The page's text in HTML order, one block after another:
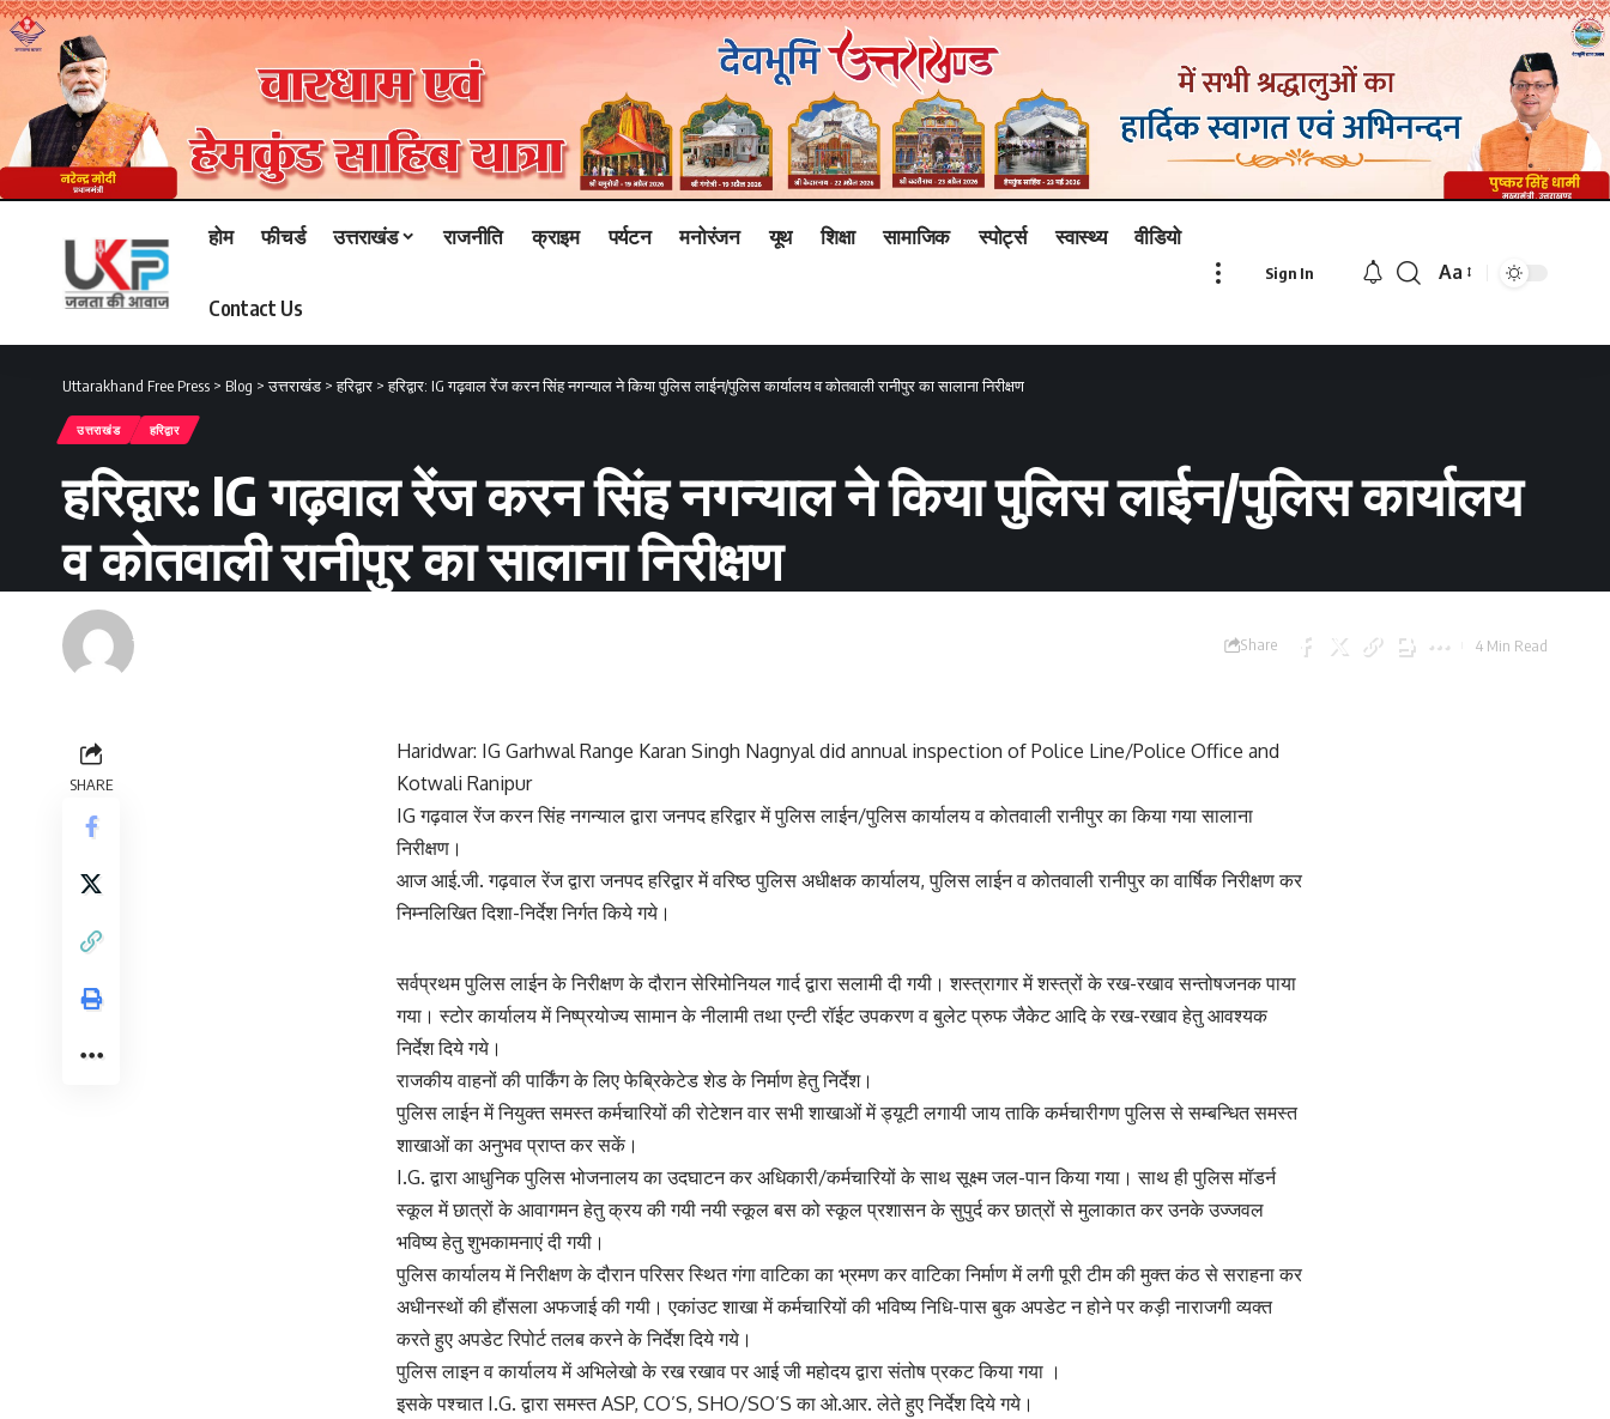
होम फीचर्ड उत्तराखंड राजनीति क्राइम पर्यटन मनोरंजन यूथ शिक्षा सामाजिक स्पोर्ट्स स्वास्थ्य वीडियो
Contact Us
Sign In
Font
Aa
Uttarakhand Free Press > Blog >उत्तराखंड >हरिद्वार >हरिद्वार: IG गढ़वाल रेंज करन सिंह नगन्याल ने किया पुलिस लाईन/पुलिस कार्यालय व कोतवाली रानीपुर का सालाना निरीक्षण
उत्तराखंड हरिद्वार
हरिद्वार: IG गढ़वाल रेंज करन सिंह नगन्याल ने किया पुलिस लाईन/पुलिस कार्यालय
व कोतवाली रानीपुर का सालाना निरीक्षण
Last updated: September 24, 2023 8:55 am
Renu Negi
Share 4 Min Read
SHARE
Haridwar: IG Garhwal Range Karan Singh Nagnyal did annual inspection of Police Line/Police Office and
Kotwali Ranipur
IG गढ़वाल रेंज करन सिंह नगन्याल द्वारा जनपद हरिद्वार में पुलिस लाईन/पुलिस कार्यालय व कोतवाली रानीपुर का किया गया सालाना
निरीक्षण।
आज आई.जी. गढ़वाल रेंज द्वारा जनपद हरिद्वार में वरिष्ठ पुलिस अधीक्षक कार्यालय, पुलिस लाईन व कोतवाली रानीपुर का वार्षिक निरीक्षण कर
निम्नलिखित दिशा-निर्देश निर्गत किये गये।
सर्वप्रथम पुलिस लाईन के निरीक्षण के दौरान सेरिमोनियल गार्द द्वारा सलामी दी गयी। शस्त्रागार में शस्त्रों के रख-रखाव सन्तोषजनक पाया
गया। स्टोर कार्यालय में निष्प्रयोज्य सामान के नीलामी तथा एन्टी रॉईट उपकरण व बुलेट प्रुफ जैकेट आदि के रख-रखाव हेतु आवश्यक
निर्देश दिये गये।
राजकीय वाहनों की पार्किंग के लिए फेब्रिकेटेड शेड के निर्माण हेतु निर्देश।
पुलिस लाईन में नियुक्त समस्त कर्मचारियों की रोटेशन वार सभी शाखाओं में ड्यूटी लगायी जाय ताकि कर्मचारीगण पुलिस से सम्बन्धित समस्त
शाखाओं का अनुभव प्राप्त कर सकें।
I.G. द्वारा आधुनिक पुलिस भोजनालय का उदघाटन कर अधिकारी/कर्मचारियों के साथ सूक्ष्म जल-पान किया गया। साथ ही पुलिस मॉडर्न
स्कूल में छात्रों के आवागमन हेतु क्रय की गयी नयी स्कूल बस को स्कूल प्रशासन के सुपुर्द कर छात्रों से मुलाकात कर उनके उज्जवल
भविष्य हेतु शुभकामनाएं दी गयी।
पुलिस कार्यालय में निरीक्षण के दौरान परिसर स्थित गंगा वाटिका का भ्रमण कर वाटिका निर्माण में लगी पूरी टीम की मुक्त कंठ से सराहना कर
अधीनस्थों की हौंसला अफजाई की गयी। एकांउट शाखा में कर्मचारियों की भविष्य निधि-पास बुक अपडेट न होने पर कड़ी नाराजगी व्यक्त
करते हुए अपडेट रिपोर्ट तलब करने के निर्देश दिये गये।
पुलिस लाइन व कार्यालय में अभिलेखो के रख रखाव पर आई जी महोदय द्वारा संतोष प्रकट किया गया ।
इसके पश्चात I.G. द्वारा समस्त ASP, CO’S, SHO/SO’S का ओ.आर. लेते हुए निर्देश दिये गये।